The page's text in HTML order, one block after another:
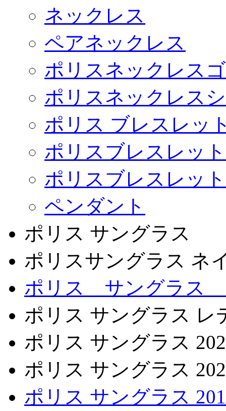
ネックレス
ペアネックレス
ポリスネックレス
ポリスネックレス
ポリス ブレスレッ
ポリスブレスレッ
ポリスブレスレッ
ペンダント
ポリス サングラス
ポリスサングラス ネ
ポリス サングラス
ポリス サングラス レ
ポリス サングラス
ポリス サングラス
ポリス サングラス